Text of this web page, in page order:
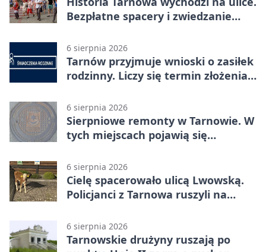
Bezpłatne spacery i zwiedzanie
6 sierpnia 2026
Tarnów przyjmuje wnioski o zasiłek
rodzinny. Liczy się termin złożenia
6 sierpnia 2026
Sierpniowe remonty w Tarnowie. W
tych miejscach pojawią się
6 sierpnia 2026
Cielę spacerowało ulicą Lwowską.
Policjanci z Tarnowa ruszyli na
6 sierpnia 2026
Tarnowskie drużyny ruszają po